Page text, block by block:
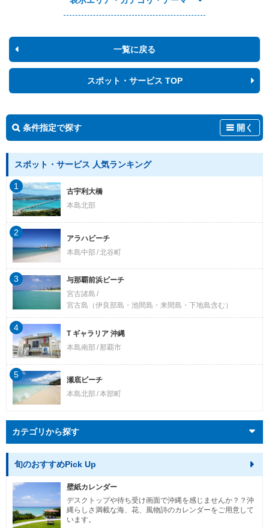
一覧に戻る
スポット・サービス TOP
条件指定で探す 開く
スポット・サービス 人気ランキング
古宇利大橋
本島北部
1
アラハビーチ
本島中部 北谷町
2
与那覇前浜ビーチ
宮古諸島
宮古島（伊良部島・池間島・来間島・下地島含む）
3
T ギャラリア 沖縄
本島南部
那覇市
4
瀬底ビーチ
本島北部 本部町
5
カテゴリから探す
旬のおすすめPick Up
壁紙カレンダー
デスクトップや待ち受け画面で沖縄を感じませんか？？沖
縄らしさ満載な海、花、風物詩のカレンダーをご用意して
います。